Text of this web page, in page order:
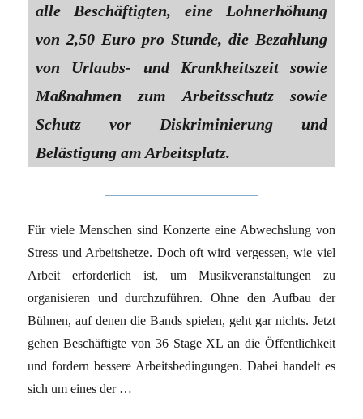
alle Beschäftigten, eine Lohnerhöhung
von 2,50 Euro pro Stunde, die Bezahlung
von Urlaubs- und Krankheitszeit sowie
Maßnahmen zum Arbeitsschutz sowie
Schutz vor Diskriminierung und
Belästigung am Arbeitsplatz.
Für viele Menschen sind Konzerte eine Abwechslung von
Stress und Arbeitshetze. Doch oft wird vergessen, wie viel
Arbeit erforderlich ist, um Musikveranstaltungen zu
organisieren und durchzuführen. Ohne den Aufbau der
Bühnen, auf denen die Bands spielen, geht gar nichts. Jetzt
gehen Beschäftigte von 36 Stage XL an die Öffentlichkeit
und fordern bessere Arbeitsbedingungen. Dabei handelt es
sich um eines der …